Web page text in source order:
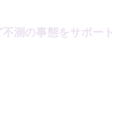
測の事態をサポート